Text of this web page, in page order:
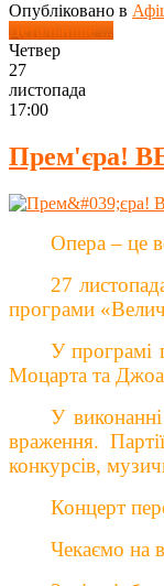
Опубліковано в
Детальніше ...
Четвер
27
листопада
17:00
Прем'єра!
Опера – це
27
програми
У програмі
Моцарта та
У
враження.
конкурсів,
Концерт
Чекаємо на